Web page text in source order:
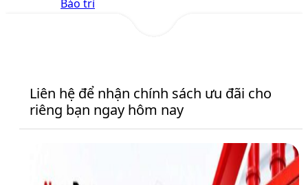
Bảo trì
Liên hệ để nhận chính sách ưu đãi cho
riêng bạn ngay hôm nay